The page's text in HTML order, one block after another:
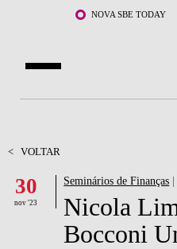
Saltar para o conteúdo principalNOVA SBE TODAY
DOCENTES E INVESTIGAÇÃO
COMUNIDADE
< VOLTAR
30
nov '23
Seminários de Finanças
Nicola
Bocconi